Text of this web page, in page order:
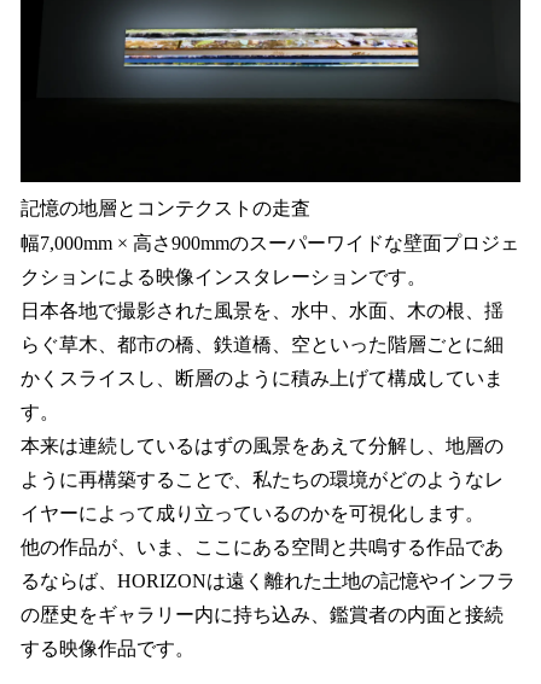
記憶の地層とコンテクストの走査
幅7,000mm × 高さ900mmのスーパーワイドな壁面プロジェ
クションによる映像インスタレーションです。
日本各地で撮影された風景を、水中、水面、木の根、揺
らぐ草木、都市の橋、鉄道橋、空といった階層ごとに細
かくスライスし、断層のように積み上げて構成していま
す。
本来は連続しているはずの風景をあえて分解し、地層の
ように再構築することで、私たちの環境がどのようなレ
イヤーによって成り立っているのかを可視化します。
他の作品が、いま、ここにある空間と共鳴する作品であ
るならば、HORIZONは遠く離れた土地の記憶やインフラ
の歴史をギャラリー内に持ち込み、鑑賞者の内面と接続
する映像作品です。